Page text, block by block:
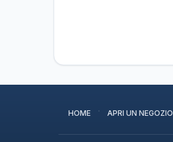
HOME · APRI UN NEGOZIO